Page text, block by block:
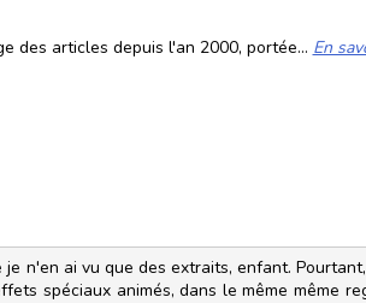
des articles depuis l'an 2000, portée... En
n'en ai vu que des extraits, enfant.
spéciaux animés, dans le même même